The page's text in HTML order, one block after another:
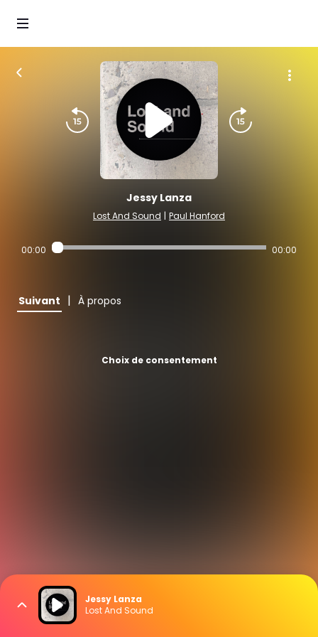
Jessy Lanza
Lost And Sound | Paul Hanford
00:00 00:00
Suivant | À propos
Choix de consentement
Jessy Lanza
Lost And Sound